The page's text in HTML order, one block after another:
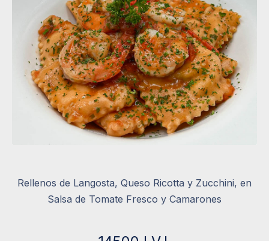
Rellenos de Langosta, Queso Ricotta y Zucchini, en
Salsa de Tomate Fresco y Camarones